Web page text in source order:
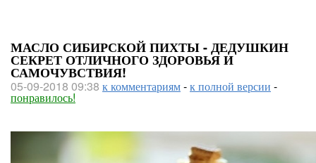
МАСЛО СИБИРСКОЙ ПИХТЫ - ДЕДУШКИН
СЕКРЕТ ОТЛИЧНОГО ЗДОРОВЬЯ И
САМОЧУВСТВИЯ!
05-09-2018 09:38 к комментариям-к полной версии -
понравилось!